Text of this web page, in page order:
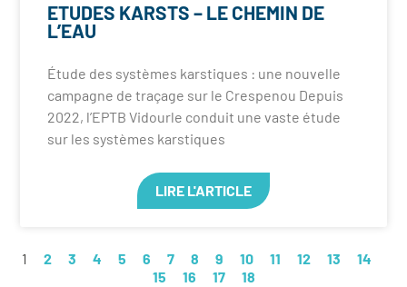
ETUDES KARSTS – LE CHEMIN DE
L’EAU
Étude des systèmes karstiques : une nouvelle
campagne de traçage sur le Crespenou Depuis
2022, l’EPTB Vidourle conduit une vaste étude
sur les systèmes karstiques
LIRE L'ARTICLE
1 2 3 4 5 6 7 8 9 10 11 12 13
14
15
16 17 18